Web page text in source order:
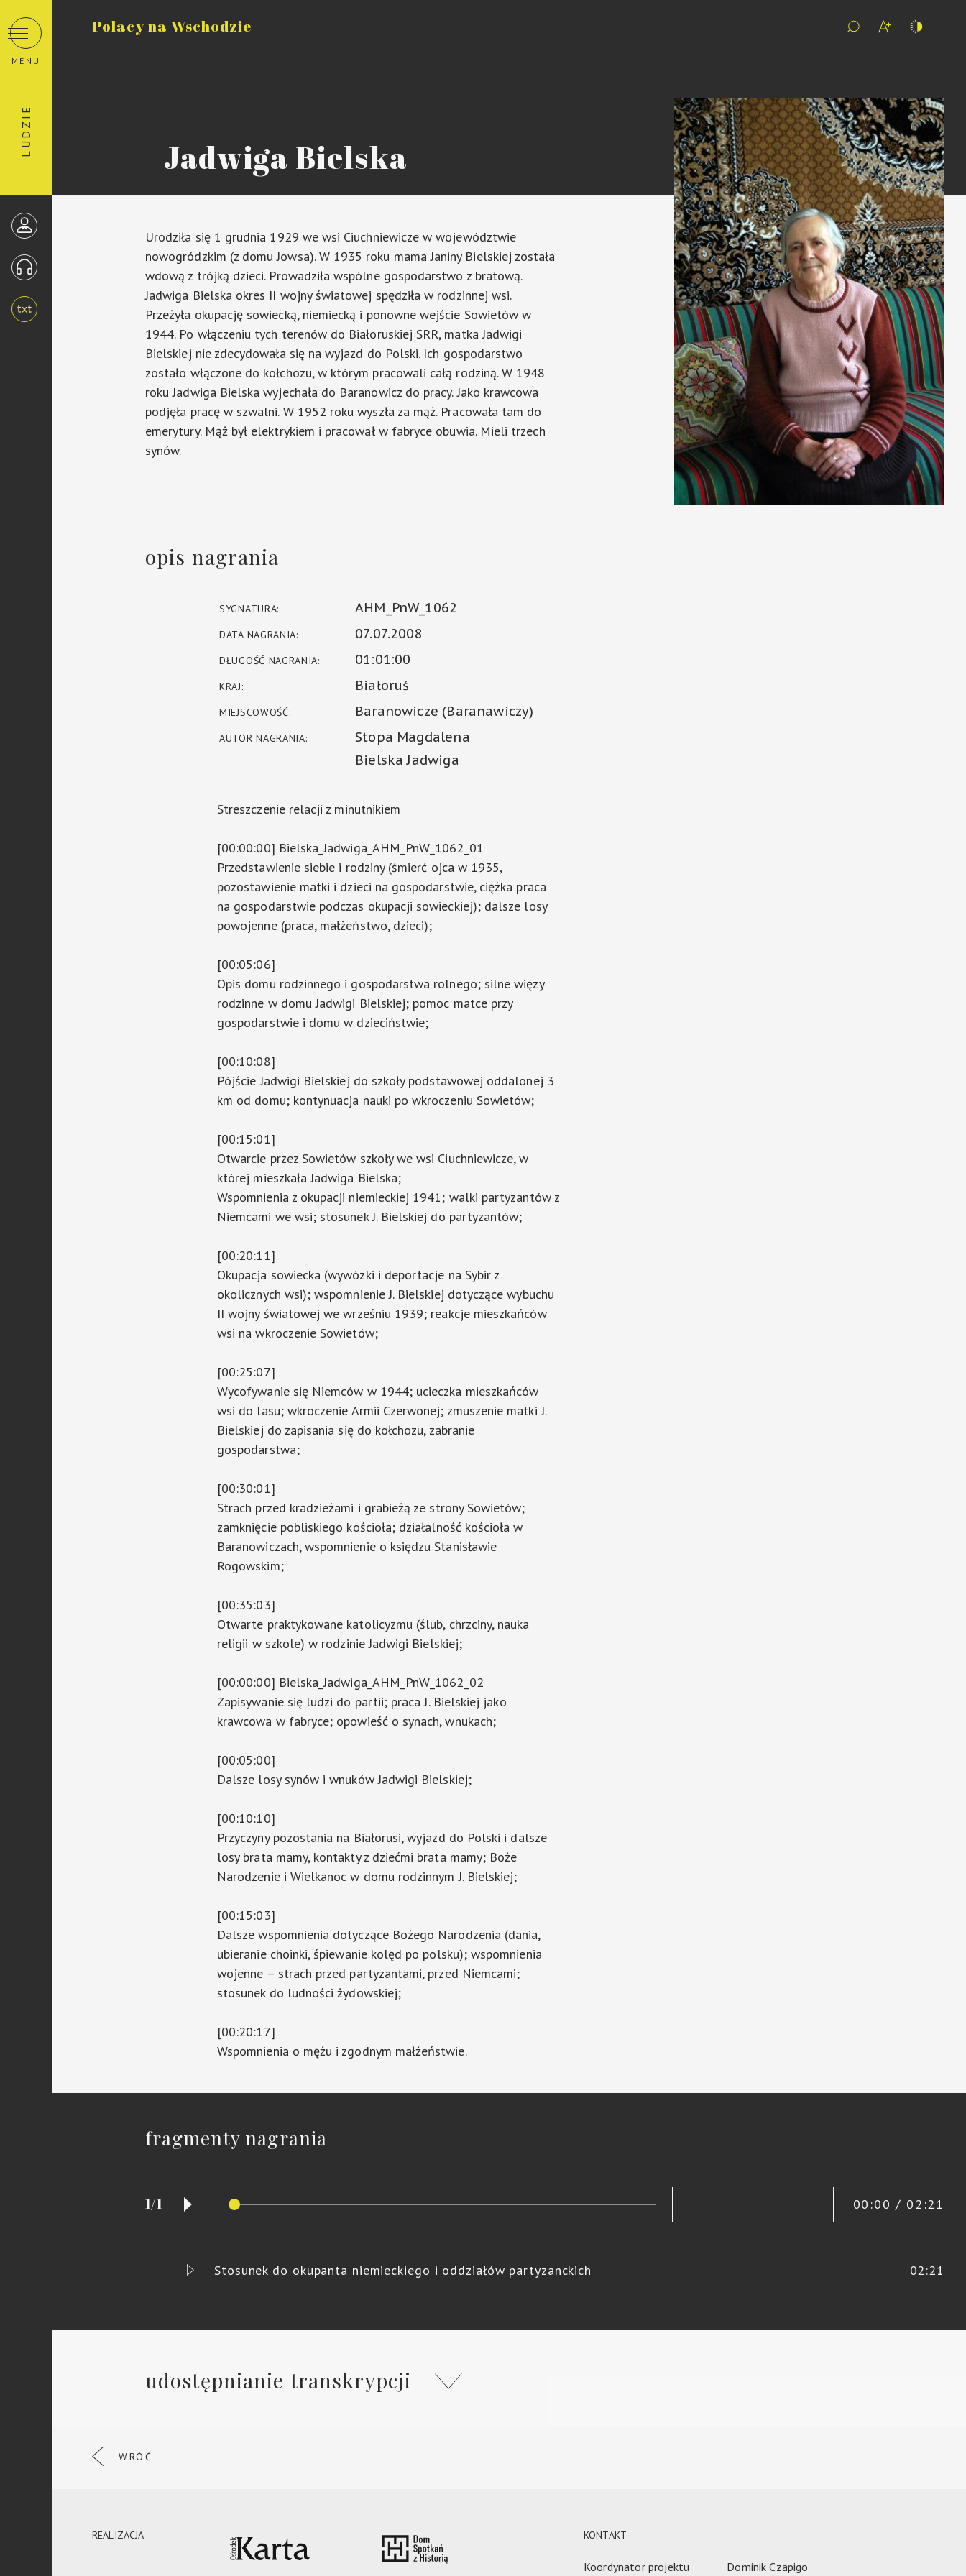
MENU
LUDZIE
Polacy na Wschodzie
Jadwiga Bielska
Urodziła się 1 grudnia 1929 we wsi Ciuchniewicze w województwie
nowogródzkim (z domu Jowsa). W 1935 roku mama Janiny Bielskiej została
wdową z trójką dzieci. Prowadziła wspólne gospodarstwo z bratową.
Jadwiga Bielska okres II wojny światowej spędziła w rodzinnej wsi.
Przeżyła okupację sowiecką, niemiecką i ponowne wejście Sowietów w
1944. Po włączeniu tych terenów do Białoruskiej SRR, matka Jadwigi
Bielskiej nie zdecydowała się na wyjazd do Polski. Ich gospodarstwo
zostało włączone do kołchozu, w którym pracowali całą rodziną. W 1948
roku Jadwiga Bielska wyjechała do Baranowicz do pracy. Jako krawcowa
podjęła pracę w szwalni. W 1952 roku wyszła za mąż. Pracowała tam do
emerytury. Mąż był elektrykiem i pracował w fabryce obuwia. Mieli trzech
synów.
opis nagrania
SYGNATURA: AHM_PnW_1062
DATA NAGRANIA: 07.07.2008
DŁUGOŚĆ NAGRANIA: 01:01:00
KRAJ: Białoruś
MIEJSCOWOŚĆ: Baranowicze (Baranawiczy)
AUTOR NAGRANIA:
Stopa Magdalena
Bielska Jadwiga
Streszczenie relacji z minutnikiem
[00:00:00] Bielska_Jadwiga_AHM_PnW_1062_01
Przedstawienie siebie i rodziny (śmierć ojca w 1935,
pozostawienie matki i dzieci na gospodarstwie, ciężka praca
na gospodarstwie podczas okupacji sowieckiej); dalsze losy
powojenne (praca, małżeństwo, dzieci);
[00:05:06]
Opis domu rodzinnego i gospodarstwa rolnego; silne więzy
rodzinne w domu Jadwigi Bielskiej; pomoc matce przy
gospodarstwie i domu w dzieciństwie;
[00:10:08]
Pójście Jadwigi Bielskiej do szkoły podstawowej oddalonej 3
km od domu; kontynuacja nauki po wkroczeniu Sowietów;
[00:15:01]
Otwarcie przez Sowietów szkoły we wsi Ciuchniewicze, w
której mieszkała Jadwiga Bielska;
Wspomnienia z okupacji niemieckiej 1941; walki partyzantów z
Niemcami we wsi; stosunek J. Bielskiej do partyzantów;
[00:20:11]
Okupacja sowiecka (wywózki i deportacje na Sybir z
okolicznych wsi); wspomnienie J. Bielskiej dotyczące wybuchu
II wojny światowej we wrześniu 1939; reakcje mieszkańców
wsi na wkroczenie Sowietów;
[00:25:07]
Wycofywanie się Niemców w 1944; ucieczka mieszkańców
wsi do lasu; wkroczenie Armii Czerwonej; zmuszenie matki J.
Bielskiej do zapisania się do kołchozu, zabranie
gospodarstwa;
[00:30:01]
Strach przed kradzieżami i grabieżą ze strony Sowietów;
zamknięcie pobliskiego kościoła; działalność kościoła w
Baranowiczach, wspomnienie o księdzu Stanisławie
Rogowskim;
[00:35:03]
Otwarte praktykowane katolicyzmu (ślub, chrzciny, nauka
religii w szkole) w rodzinie Jadwigi Bielskiej;
[00:00:00] Bielska_Jadwiga_AHM_PnW_1062_02
Zapisywanie się ludzi do partii; praca J. Bielskiej jako
krawcowa w fabryce; opowieść o synach, wnukach;
[00:05:00]
Dalsze losy synów i wnuków Jadwigi Bielskiej;
[00:10:10]
Przyczyny pozostania na Białorusi, wyjazd do Polski i dalsze
losy brata mamy, kontakty z dziećmi brata mamy; Boże
Narodzenie i Wielkanoc w domu rodzinnym J. Bielskiej;
[00:15:03]
Dalsze wspomnienia dotyczące Bożego Narodzenia (dania,
ubieranie choinki, śpiewanie kolęd po polsku); wspomnienia
wojenne – strach przed partyzantami, przed Niemcami;
stosunek do ludności żydowskiej;
[00:20:17]
Wspomnienia o mężu i zgodnym małżeństwie.
fragmenty nagrania
1/1 00:00 / 02:21
Stosunek do okupanta niemieckiego i oddziałów partyzanckich 02:21
udostępnianie transkrypcji
WRÓĆ
REALIZACJA KONTAKT
Koordynator projektu Dominik Czapigo